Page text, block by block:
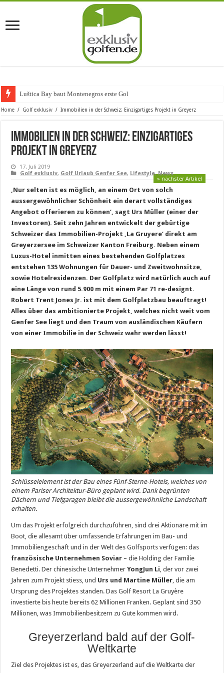
Luštica Bay baut Montenegros erste Golf-Community
Home / Golf exklusiv / Immobilien in der Schweiz: Einzigartiges Projekt in Greyerz
Immobilien in der Schweiz: Einzigartiges
Projekt in Greyerz
17. Juli 2019
Golf exklusiv, Golf Urlaub Genfer See, Lifestyle,News
» nächster Artikel
‚Nur selten ist es möglich, an einem Ort von solch
aussergewöhnlicher Schönheit ein derart vollständiges
Angebot offerieren zu können‘, sagt Urs Müller (einer der
Investoren). Seit zehn Jahren entwickelt der gebürtige
Schweizer das Immobilien-Projekt ‚La Gruyere‘ direkt am
Greyerzersee im Schweizer Kanton Freiburg. Neben einem
Luxus-Hotel inmitten eines bestehenden Golfplatzes
entstehen 135 Wohnungen für Dauer- und Zweitwohnsitze,
sowie Hotelresidenzen. Der Golfplatz wird natürlich auch auf
eine Länge von rund 5.900 m mit einem Par 71 re-designt.
Robert Trent Jones Jr. ist mit dem Golfplatzbau beauftragt!
Alles über das ambitionierte Projekt, welches nicht weit vom
Genfer See liegt und den Traum von ausländischen Käufern
von einer Immobilie in der Schweiz wahr werden lässt!
Schlüsselelement ist der Bau eines Fünf-Sterne-Hotels, welches von
einem Pariser Architektur-Büro geplant wird. Dank begrünten
Dächern und Tiefgaragen bleibt die aussergewöhnliche Landschaft
erhalten.
Um das Projekt erfolgreich durchzuführen, sind drei Aktionäre mit im
Boot, die allesamt über umfassende Erfahrungen im Bau- und
Immobiliengeschäft und in der Welt des Golfsports verfügen: das
französische Unternehmen Soviar – die Holding der Familie
Benedetti. Der chinesische UnternehmerYongJun Li, der vor zwei
Jahren zum Projekt stiess, und Urs und Martine Müller, die am
Ursprung des Projektes standen. Das Golf Resort La Gruyère
investierte bis heute bereits 62 Millionen Franken. Geplant sind 350
Millionen, was Immobilienbesitzern zu Gute kommen wird.
Greyerzerland bald auf der Golf-
Weltkarte
Ziel des Projektes ist es, das Greyerzerland auf die Weltkarte der